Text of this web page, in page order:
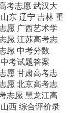
考志愿 武汉大
山东 辽宁 吉林 重
愿 广西艺术学
愿 江苏高考志
愿 中考分数
中考试题答案
愿 甘肃高考志
愿 北京高考志
志愿 黑龙江高
山西 综合评价录